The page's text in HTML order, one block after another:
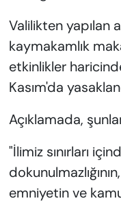
Valilikten yapılan
kaymakamlık
etkinlikler
Kasım'da
Açıklamada,
"İlimiz sınırları
emniyetin ve